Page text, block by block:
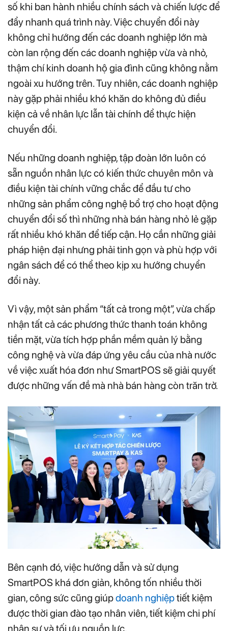
số khi ban hành nhiều chính sách và chiến lược để
đẩy nhanh quá trình này. Việc chuyển đổi này
không chỉ hướng đến các doanh nghiệp lớn mà
còn lan rộng đến các doanh nghiệp vừa và nhỏ,
thậm chí kinh doanh hộ gia đình cũng không nằm
ngoài xu hướng trên. Tuy nhiên, các doanh nghiệp
này gặp phải nhiều khó khăn do không đủ điều
kiện cả về nhân lực lẫn tài chính để thực hiện
chuyển đổi.
Nếu những doanh nghiệp, tập đoàn lớn luôn có
sẵn nguồn nhân lực có kiến thức chuyên môn và
điều kiện tài chính vững chắc để đầu tư cho
những sản phẩm công nghệ bổ trợ cho hoạt động
chuyển đổi số thì những nhà bán hàng nhỏ lẻ gặp
rất nhiều khó khăn để tiếp cận. Họ cần những giải
pháp hiện đại nhưng phải tinh gọn và phù hợp với
ngân sách để có thể theo kịp xu hướng chuyển
đổi này.
Vì vậy, một sản phẩm “tất cả trong một”, vừa chấp
nhận tất cả các phương thức thanh toán không
tiền mặt, vừa tích hợp phần mềm quản lý bằng
công nghệ và vừa đáp ứng yêu cầu của nhà nước
về việc xuất hóa đơn như SmartPOS sẽ giải quyết
được những vấn đề mà nhà bán hàng còn trăn trở.
Bên cạnh đó, việc hướng dẫn và sử dụng
SmartPOS khá đơn giản, không tốn nhiều thời
gian, công sức cũng giúpdoanh nghiệptiết kiệm
được thời gian đào tạo nhân viên, tiết kiệm chi phí
nhân sự và tối ưu nguồn lực.